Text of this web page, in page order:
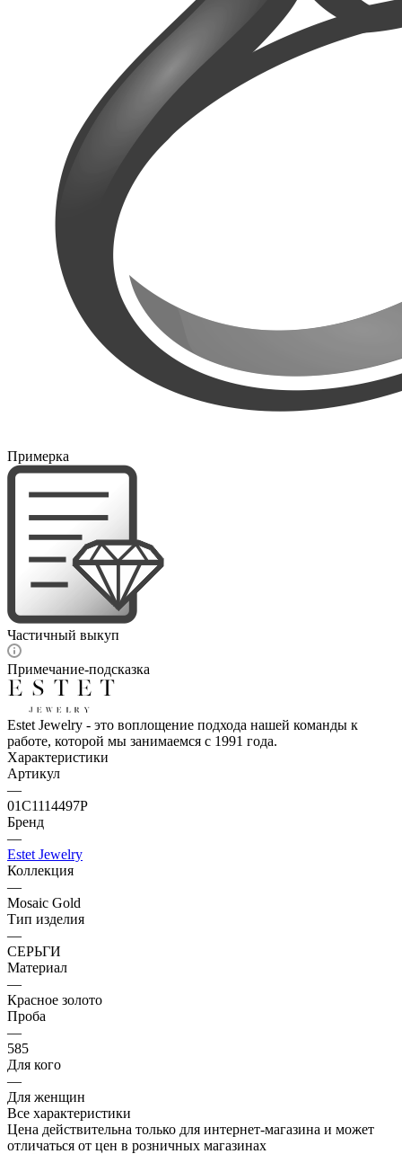
Примерка
Частичный выкуп
Примечание-подсказка
Estet Jewelry - это воплощение подхода нашей команды к
работе, которой мы занимаемся с 1991 года.
Характеристики
Артикул
—
01С1114497Р
Бренд
—
Estet Jewelry
Коллекция
—
Mosaic Gold
Тип изделия
—
СЕРЬГИ
Материал
—
Красное золото
Проба
—
585
Для кого
—
Для женщин
Все характеристики
Цена действительна только для интернет-магазина и может
отличаться от цен в розничных магазинах